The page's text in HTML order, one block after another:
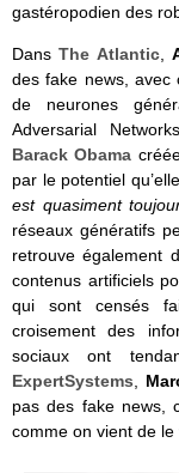
gastéropodien des
DansThe Atlantic,
des fake news, avec
de neurones
Adversarial
Barack Obama
par le potentiel
est quasiment
réseaux génératifs
retrouve également
contenus artificiels
qui sont censés
croisement des
sociaux ont
ExpertSystems
pas des fake news,
comme on vient de le